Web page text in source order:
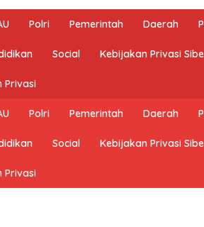
Polri Pemerintah Daerah
Social Kebijakan Privasi
Privasi
Polri Pemerintah Daerah
Social Kebijakan Privasi
Privasi